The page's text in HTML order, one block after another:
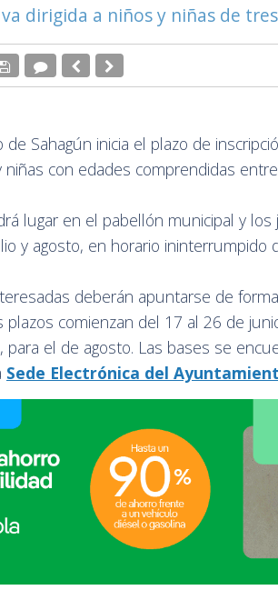
dirigida a niños y niñas de
de Sahagún inicia el plazo de
niñas con edades comprendidas
lugar en el pabellón municipal y
y agosto, en horario ininterrumpido
deberán apuntarse de
plazos comienzan del 17 al 26 de
para el de agosto. Las bases se
Sede Electrónica del